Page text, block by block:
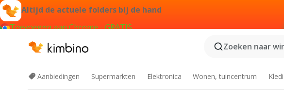
Altijd de actuele folders bij de hand
Toevoegen aan Chrome - GRATIS
Zoeken naar
Aanbiedingen Supermarkten Elektronica Wonen, tuincentrum